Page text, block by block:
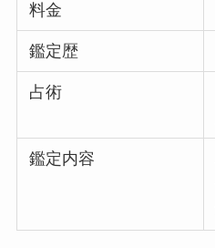
料金
鑑定歴
占術
鑑定内容